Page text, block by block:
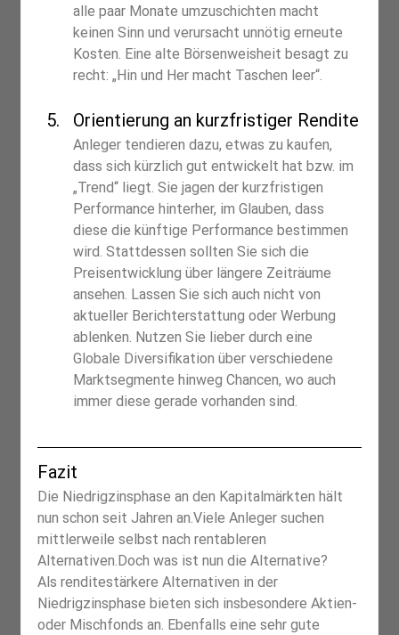
alle paar Monate umzuschichten macht
keinen Sinn und verursacht unnötig erneute
Kosten. Eine alte Börsenweisheit besagt zu
recht: „Hin und Her macht Taschen leer“.
Orientierung an kurzfristiger Rendite
Anleger tendieren dazu, etwas zu kaufen,
dass sich kürzlich gut entwickelt hat bzw. im
„Trend“ liegt. Sie jagen der kurzfristigen
Performance hinterher, im Glauben, dass
diese die künftige Performance bestimmen
wird. Stattdessen sollten Sie sich die
Preisentwicklung über längere Zeiträume
ansehen. Lassen Sie sich auch nicht von
aktueller Berichterstattung oder Werbung
ablenken. Nutzen Sie lieber durch eine
Globale Diversifikation über verschiedene
Marktsegmente hinweg Chancen, wo auch
immer diese gerade vorhanden sind.
Fazit
Die Niedrigzinsphase an den Kapitalmärkten hält
nun schon seit Jahren an.Viele Anleger suchen
mittlerweile selbst nach rentableren
Alternativen.Doch was ist nun die Alternative?
Als renditestärkere Alternativen in der
Niedrigzinsphase bieten sich insbesondere Aktien-
oder Mischfonds an. Ebenfalls eine sehr gute